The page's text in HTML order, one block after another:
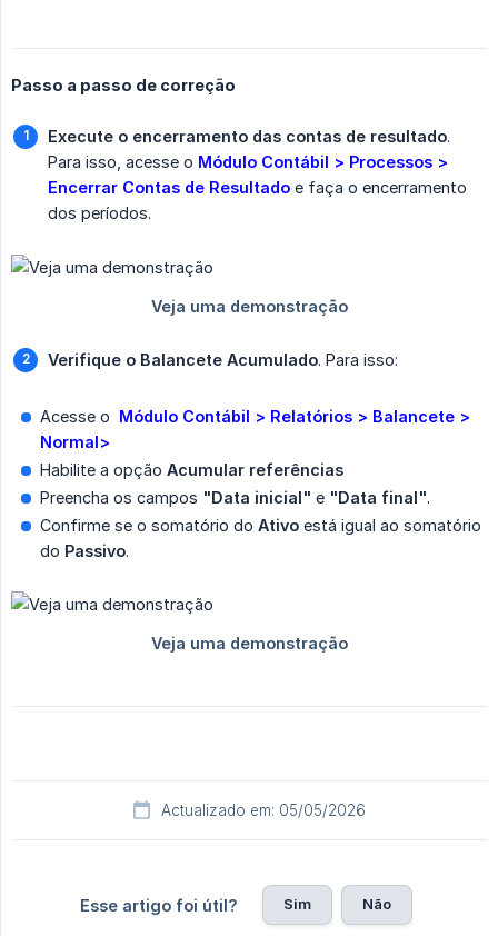
Passo a passo de correção
Execute o encerramento das contas de resultado.
Para isso, acesse o Módulo Contábil > Processos >
Encerrar Contas de Resultado e faça o encerramento
dos períodos.
Verifique o Balancete Acumulado. Para isso:
Acesse o Módulo Contábil > Relatórios > Balancete >
Normal>
Habilite a opção Acumular referências
Preencha os campos "Data inicial" e "Data final".
Confirme se o somatório do Ativo está igual ao somatório
do Passivo.
Actualizado em: 05/05/2026
Esse artigo foi útil? Sim Não